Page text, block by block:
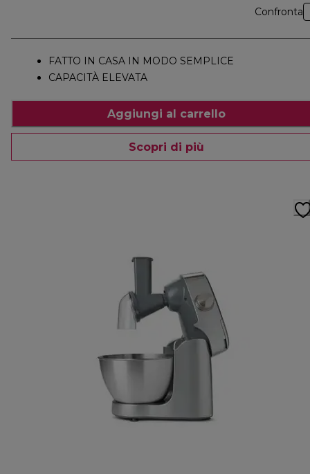
Confronta
FATTO IN CASA IN MODO SEMPLICE
CAPACITÀ ELEVATA
Aggiungi al carrello
Scopri di più